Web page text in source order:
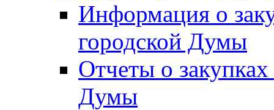
Информация о
городской Думы
Отчеты о
Думы